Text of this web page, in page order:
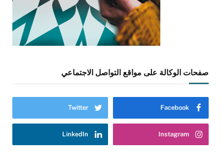
صفحات الوكالة على مواقع التواصل الاجتماعي
Facebook
Twitter
Instagram
LinkedIn